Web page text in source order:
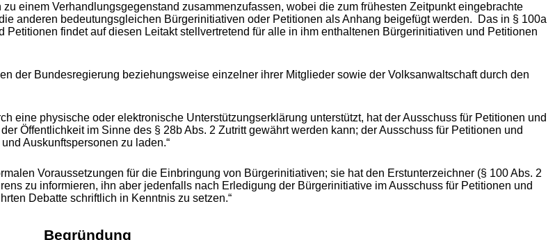
einem Verhandlungsgegenstand zusammenzufassen, wobei die zum frühesten Zeitpunkt eingebrachte
anderen bedeutungsgleichen Bürgerinitiativen oder Petitionen als Anhang beigefügt werden. Das in § 100a
findet auf diesen Leitakt stellvertretend für alle in ihm enthaltenen Bürgerinitiativen und Petitionen
der Bundesregierung beziehungsweise einzelner ihrer Mitglieder sowie der Volksanwaltschaft durch den
eine physische oder elektronische Unterstützungserklärung unterstützt, hat der Ausschuss für Petitionen und
Öffentlichkeit im Sinne des § 28b Abs. 2 Zutritt gewährt werden kann; der Ausschuss für Petitionen und
Auskunftspersonen zu laden.“
Voraussetzungen für die Einbringung von Bürgerinitiativen; sie hat den Erstunterzeichner (§ 100 Abs. 2
zu informieren, ihn aber jedenfalls nach Erledigung der Bürgerinitiative im Ausschuss für Petitionen und
Debatte schriftlich in Kenntnis zu setzen.“
Begründung